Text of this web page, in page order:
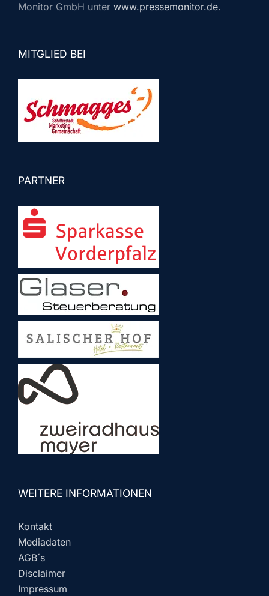
Monitor GmbH unter www.pressemonitor.de.
MITGLIED BEI
PARTNER
WEITERE INFORMATIONEN
Kontakt
Mediadaten
AGB´s
Disclaimer
Impressum